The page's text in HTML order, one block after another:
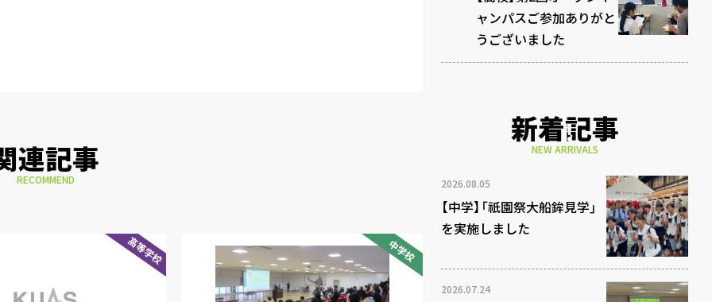
連記事
RECOMMEND
高等学校 中学校
ャンパスご参加ありがと
うございました
新着記事
NEW ARRIVALS
2026.08.05
【中学】「祇園祭大船鉾見学」
を実施しました
2026.07.24